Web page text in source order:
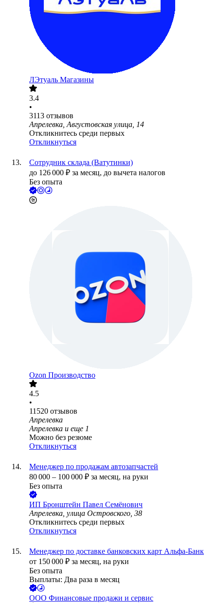
ЛЭтуаль Магазины
3.4
•
3113 отзывов
Апрелевка, Августовская улица, 14
Откликнитесь среди первых
Откликнуться
Сотрудник склада (Ватутинки)
до 126 000 ₽ за месяц, до вычета налогов
Без опыта
Ozon Производство
4.5
•
11520 отзывов
Апрелевка
Апрелевка и еще 1
Можно без резюме
Откликнуться
Менеджер по продажам автозапчастей
80 000 – 100 000 ₽ за месяц, на руки
Без опыта
ИП Бронштейн Павел Семёнович
Апрелевка, улица Островского, 38
Откликнитесь среди первых
Откликнуться
Менеджер по доставке банковских карт Альфа-Банк
от 150 000 ₽ за месяц, на руки
Без опыта
Выплаты: Два раза в месяц
ООО Финансовые продажи и сервис